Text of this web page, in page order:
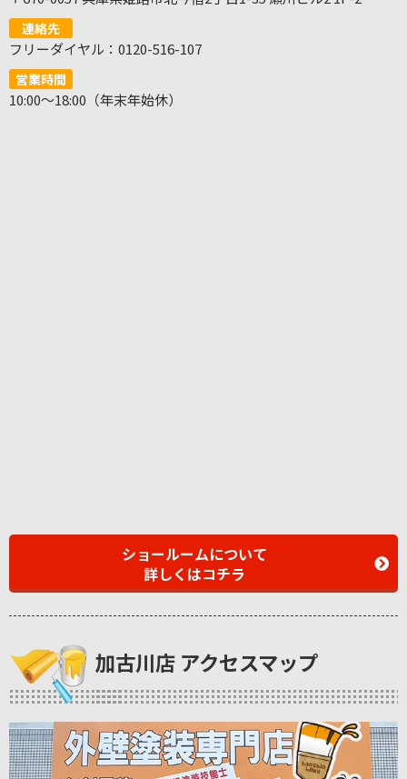
連絡先
フリーダイヤル：0120-516-107
営業時間
10:00～18:00（年末年始休）
ショールームについて
詳しくはコチラ
加古川店 アクセスマップ